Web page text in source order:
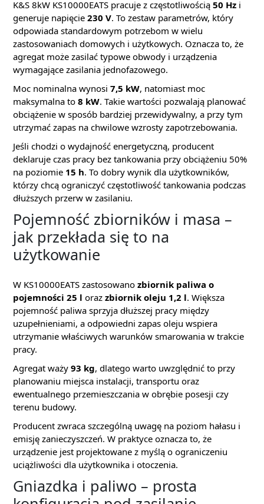
K&S 8kW KS10000EATS pracuje z częstotliwością 50 Hz i
generuje napięcie 230 V. To zestaw parametrów, który
odpowiada standardowym potrzebom w wielu
zastosowaniach domowych i użytkowych. Oznacza to, że
agregat może zasilać typowe obwody i urządzenia
wymagające zasilania jednofazowego.
Moc nominalna wynosi 7,5 kW, natomiast moc
maksymalna to 8 kW. Takie wartości pozwalają planować
obciążenie w sposób bardziej przewidywalny, a przy tym
utrzymać zapas na chwilowe wzrosty zapotrzebowania.
Jeśli chodzi o wydajność energetyczną, producent
deklaruje czas pracy bez tankowania przy obciążeniu 50%
na poziomie 15 h. To dobry wynik dla użytkowników,
którzy chcą ograniczyć częstotliwość tankowania podczas
dłuższych przerw w zasilaniu.
Pojemność zbiorników i masa –
jak przekłada się to na
użytkowanie
W KS10000EATS zastosowano zbiornik paliwa o
pojemności 25 l oraz zbiornik oleju 1,2 l. Większa
pojemność paliwa sprzyja dłuższej pracy między
uzupełnieniami, a odpowiedni zapas oleju wspiera
utrzymanie właściwych warunków smarowania w trakcie
pracy.
Agregat waży 93 kg, dlatego warto uwzględnić to przy
planowaniu miejsca instalacji, transportu oraz
ewentualnego przemieszczania w obrębie posesji czy
terenu budowy.
Producent zwraca szczególną uwagę na poziom hałasu i
emisję zanieczyszczeń. W praktyce oznacza to, że
urządzenie jest projektowane z myślą o ograniczeniu
uciążliwości dla użytkownika i otoczenia.
Gniazdka i paliwo – prosta